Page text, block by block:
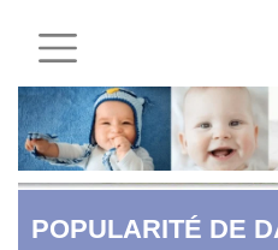
POPULARITÉ DE